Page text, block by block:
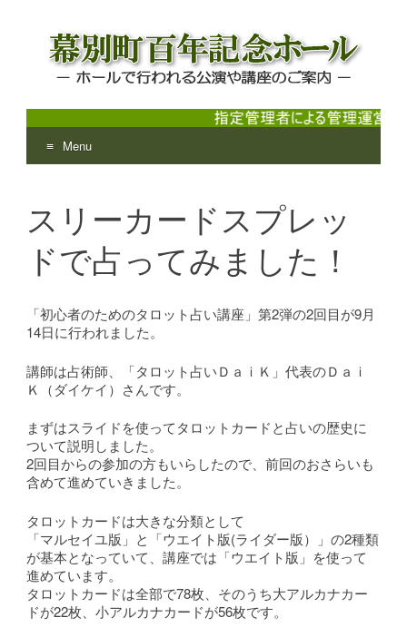
幕別町百年記念ホール
ホールで行われる公演や講座のご案内
Menu
content
スリーカードスプレッ
ドで占ってみました！
「初心者のためのタロット占い講座」第2弾の2回目が9月
14日に行われました。
講師は占術師、「タロット占いＤａｉＫ」代表のＤａｉ
Ｋ（ダイケイ）さんです。
まずはスライドを使ってタロットカードと占いの歴史に
ついて説明しました。
2回目からの参加の方もいらしたので、前回のおさらいも
含めて進めていきました。
タロットカードは大きな分類として
「マルセイユ版」と「ウエイト版(ライダー版）」の2種類
が基本となっていて、講座では「ウエイト版」を使って
進めています。
タロットカードは全部で78枚、そのうち大アルカナカー
ドが22枚、小アルカナカードが56枚です。